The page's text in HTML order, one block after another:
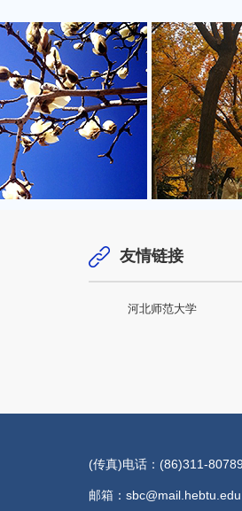
友情链接
河北师范大学
(传真)电话：(86)311-
邮箱：